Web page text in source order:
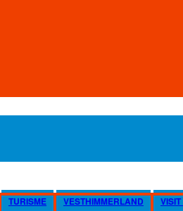
TURISME VESTHIMMERLAND